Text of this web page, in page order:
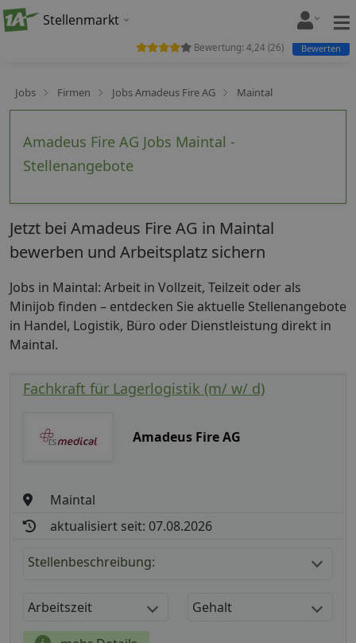
Stellenmarkt
Jobs Firmen Jobs Amadeus Fire AG Maintal
Amadeus Fire AG Jobs Maintal -
Stellenangebote
Bewertung: 4,24 (26) Bewerten
Jetzt bei Amadeus Fire AG in Maintal
bewerben und Arbeitsplatz sichern
Jobs in Maintal: Arbeit in Vollzeit, Teilzeit oder als
Minijob finden – entdecken Sie aktuelle Stellenangebote
in Handel, Logistik, Büro oder Dienstleistung direkt in
Maintal.
Fachkraft für Lagerlogistik (m/ w/ d)
Amadeus Fire AG
Maintal
aktualisiert seit: 07.08.2026
Stellenbeschreibung:
Arbeitszeit Gehalt